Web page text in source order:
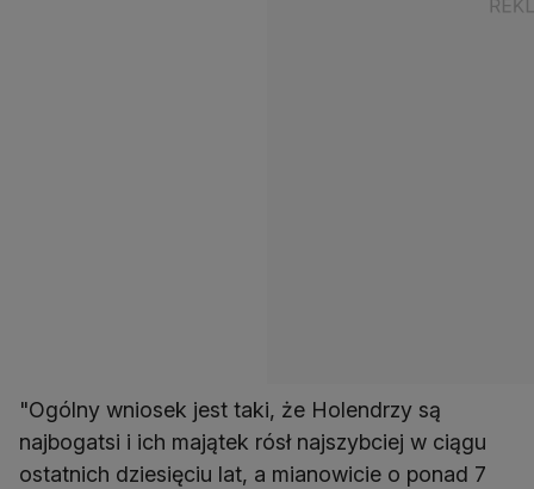
"Ogólny wniosek jest taki, że Holendrzy są
najbogatsi i ich majątek rósł najszybciej w ciągu
ostatnich dziesięciu lat, a mianowicie o ponad 7